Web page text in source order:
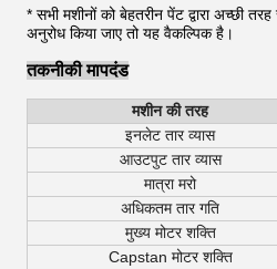
* सभी मशीनों को बेहतरीन पेंट द्वारा अच्छी
अनुरोध किया जाए तो यह वैकल्पिक है।
तकनीकी मापदंड
मशीन की तरह
इनलेट तार व्यास
आउटपुट तार व्यास
मात्रा मरो
अधिकतम तार गति
मुख्य मोटर शक्ति
Capstan मोटर शक्ति